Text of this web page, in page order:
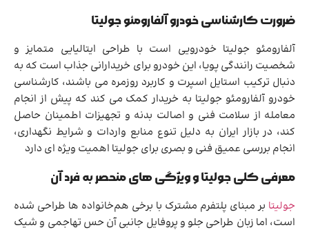
ضرورت کارشناسی خودرو آلفارومئو جولیتا
آلفارومئو جولیتا خودرویی است با طراحی ایتالیایی متمایز و
شخصیت رانندگی پویا، این خودرو برای خریدارانی جذاب است که به
دنبال ترکیب استایل اسپرت و کاربرد روزمره می باشند، کارشناسی
خودرو آلفارومئو جولیتا به خریدار کمک می کند که پیش از انجام
معامله از سلامت فنی و اصالت بدنه و تجهیزات اطمینان حاصل
کند، در بازار ایران به دلیل تنوع منابع واردات و شرایط نگهداری،
انجام بررسی عمیق فنی و بصری برای جولیتا اهمیت ویژه ای دارد
معرفی کلی جولیتا و ویژگی های منحصر به فرد آن
جولیتا بر مبنای پلتفرم مشترک با برخی هم‌خانواده ها طراحی شده
است، اما زبان طراحی جلو و پروفایل جانبی آن حس تهاجمی و شیک